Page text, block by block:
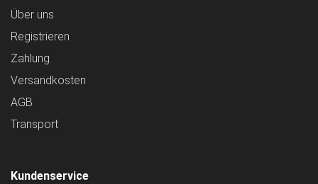
Über uns
Registrieren
Zahlung
Versandkosten
AGB
Transport
Kundenservice